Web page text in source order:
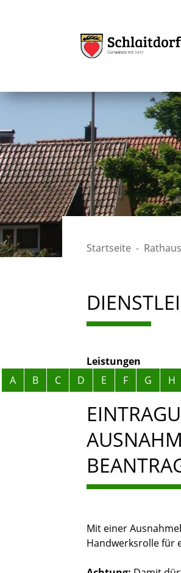
Startseite
Leistungen
Alphabetisches
A B C D E F G H
Mit einer
Handwerksrolle für